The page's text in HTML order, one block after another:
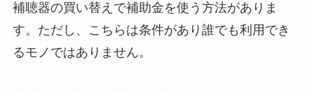
補聴器の買い替えで補助金を使う方法がありま
す。ただし、こちらは条件があり誰でも利用でき
るモノではありません。